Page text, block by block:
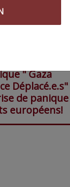
" Gaza
de
européens!